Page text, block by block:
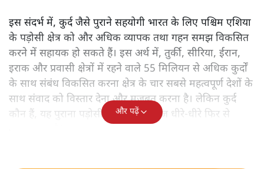
इस संदर्भ में, कुर्द जैसे पुराने सहयोगी भारत के लिए पश्चिम एशिया
के पड़ोसी क्षेत्र को और अधिक व्यापक तथा गहन समझ विकसित
करने में सहायक हो सकते हैं। इस अर्थ में, तुर्की, सीरिया, ईरान,
इराक और प्रवासी क्षेत्रों में रहने वाले 55 मिलियन से अधिक कुर्दों
के साथ संबंध विकसित करना क्षेत्र के चार सबसे महत्वपूर्ण देशों के
साथ संवाद को विस्तार देना और मजबूत करना है। लेकिन कुर्द
कौन हैं, यह पुराना पड़ोसी जिसे भारत आज धीरे-धीरे फिर से
और पढ़ें